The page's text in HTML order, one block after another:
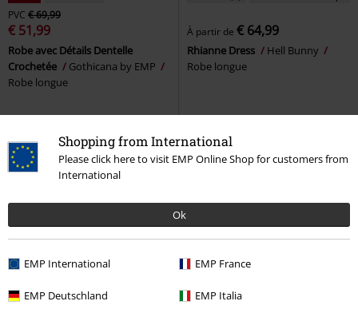
Shopping from International
Please click here to visit EMP Online Shop for customers from
International
Ok
EMP International EMP France
EMP Deutschland EMP Italia
PVC € 69,99
€ 51,99
Robe avec Détails Dentelle
Crochetée
Gothicana by EMP
Robe longue
À partir de € 64,99
Rhianne Dress
Hell Bunny
Robe longue
Stock faible
Exclusivité
%